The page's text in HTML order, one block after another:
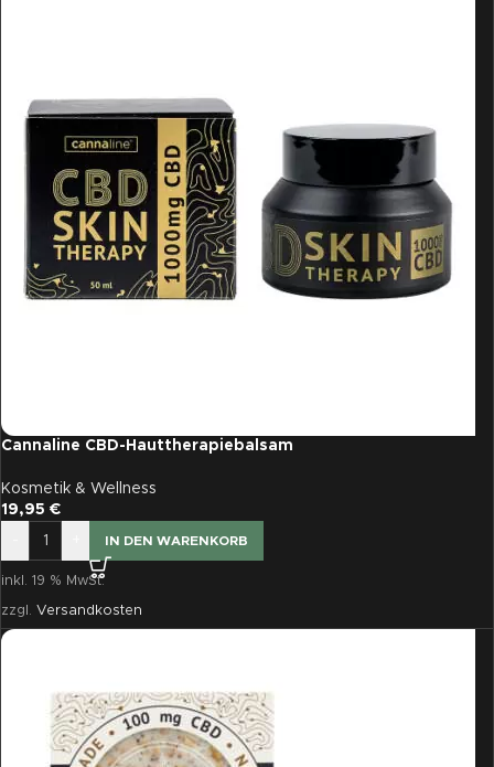
Cannaline CBD-Hauttherapiebalsam
Kosmetik & Wellness
19,95 €
IN DEN WARENKORB
inkl. 19 % MwSt.
zzgl. Versandkosten